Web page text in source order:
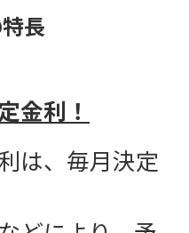
長
金利！
は、毎月決定